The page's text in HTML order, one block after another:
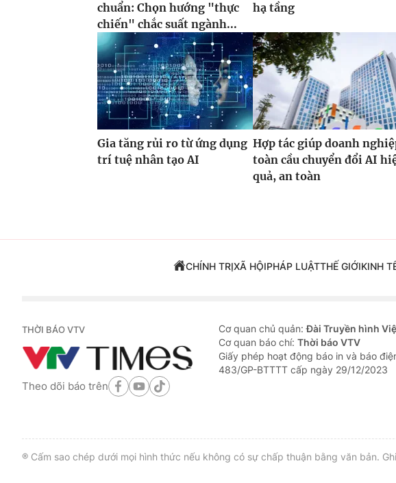
chuẩn: Chọn hướng "thực
chiến" chắc suất ngành...
hạ tầng
Gia tăng rủi ro từ ứng dụng
trí tuệ nhân tạo AI
Hợp tác giúp doanh
toàn cầu chuyển đổi AI
quả, an toàn
CHÍNH TRỊXÃ HỘIPHÁP LUẬTTHẾ GIỚIKINH
THỜI BÁO VTV
Theo dõi báo trên
Cơ quan chủ quản:Đài Truyền hình
Cơ quan báo chí: Thời báo VTV
Giấy phép hoạt động báo in và báo
483/GP-BTTTT cấp ngày 29/12/2023
® Cấm sao chép dưới mọi hình thức nếu không có sự chấp thuận bằng văn bản.